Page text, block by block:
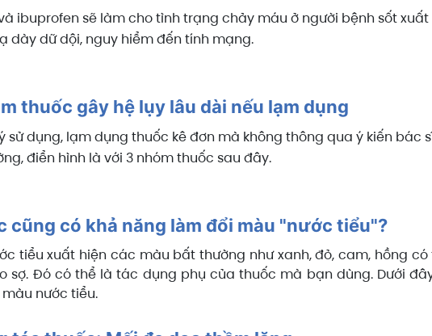
ibuprofen sẽ làm cho tình trạng chảy máu ở người bệnh sốt
dày dữ dội, nguy hiểm đến tính mạng.
thuốc gây hệ lụy lâu dài nếu lạm dụng
sử dụng, lạm dụng thuốc kê đơn mà không thông qua ý kiến bác
điển hình là với 3 nhóm thuốc sau đây.
cũng có khả năng làm đổi màu "nước tiểu"?
tiểu xuất hiện các màu bất thường như xanh, đỏ, cam, hồng
sợ. Đó có thể là tác dụng phụ của thuốc mà bạn dùng. Dưới
nước tiểu.